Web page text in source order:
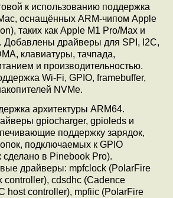
к использованию поддержка
оснащённых ARM-чипом Apple
таких как Apple M1 Pro/Max и
Добавлены драйверы для SPI, I2C,
клавиатуры, тачпада,
и производительностью.
Wi-Fi, GPIO, framebuffer,
NVMe.
архитектуры ARM64.
gpiocharger, gpioleds и
поддержку зарядок,
подключаемых к GPIO
сделано в Pinebook Pro).
драйверы: mpfclock (PolarFire
controller), cdsdhc (Cadence
host controller), mpfiic (PolarFire